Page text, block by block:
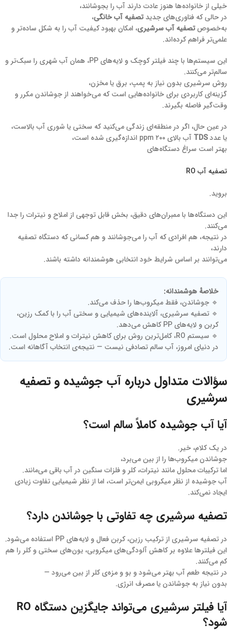
خیلی از خانواده‌ها هنوز عادت دارند آب را بجوشانند،
در حالی که فناوری‌های جدیدتصفیه آب خانگی،
به‌خصوصتصفیه آب سرشیری، امکان بهبود کیفیت آب را به شکل ساده‌تر و
علمی‌تر فراهم کرده‌اند.
این سیستم‌ها با چند فیلتر کوچک و لایه‌های PP، همان آب شهری را سبک‌تر و
سالم‌تر می‌کنند.
روش سرشیری بدون نیاز به پمپ، برق یا مخزن،
گزینه‌ای کاربردی برای خانواده‌هایی است که می‌خواهند از جوشاندن مکرر و
وقت‌گیر فاصله بگیرند.
در عین حال، اگر در منطقه‌ای زندگی می‌کنید که سختی یا شوری آب بالاست،
یا عددTDS آب بالای ۲۰۰ ppm اندازه‌گیری شده است،
بهتر است سراغ دستگاه‌های
تصفیه آب RO
بروید.
این دستگاه‌ها با ممبران‌های دقیق، بخش قابل توجهی از املاح و نیترات را جدا
می‌کنند.
در نتیجه، هم افرادی که آب را می‌جوشانند و هم کسانی که دستگاه تصفیه
دارند،
می‌توانند بر اساس شرایط خود انتخابی هوشمندانه داشته باشند.
خلاصهٔ هوشمندانه:
🔹 جوشاندن، فقط میکروب‌ها را حذف می‌کند.
🔹 تصفیه سرشیری، آلاینده‌های شیمیایی و سختی آب را با کمک رزین،
کربن و لایه‌های PP کاهش می‌دهد.
🔹 سیستم RO، کامل‌ترین روش برای کاهش نیترات و املاح محلول است.
در دنیای امروز، آب سالم تصادفی نیست — نتیجه‌ی انتخاب آگاهانه است.
سؤالات متداول درباره آب جوشیده و تصفیه
سرشیری
آیا آب جوشیده کاملاً سالم است؟
در یک کلام، خیر.
جوشاندن میکروب‌ها را از بین می‌برد،
اما ترکیبات محلول مانند نیترات، کلر و فلزات سنگین در آب باقی می‌مانند.
آب جوشیده از نظر میکروبی ایمن‌تر است، اما از نظر شیمیایی تفاوت زیادی
ایجاد نمی‌کند.
تصفیه سرشیری چه تفاوتی با جوشاندن دارد؟
در تصفیه سرشیری از ترکیب رزین، کربن فعال و لایه‌های PP استفاده می‌شود.
این فیلترها علاوه بر کاهش آلودگی‌های میکروبی، یون‌های سختی و کلر را هم
کم می‌کنند.
در نتیجه طعم آب بهتر می‌شود و بو و مزه‌ی کلر از بین می‌رود —
بدون نیاز به جوشاندن یا مصرف انرژی.
آیا فیلتر سرشیری می‌تواند جایگزین دستگاه RO
شود؟